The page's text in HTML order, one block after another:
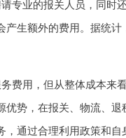
专业的报关人员，同
生额外的费用。据统
费用，但从整体成本来
势，在报关、物流、
通过合理利用政策和